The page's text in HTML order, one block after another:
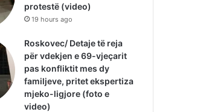
protestë (video)
19 hours ago
Roskovec/ Detaje të reja
për vdekjen e 69-vjeçarit
pas konfliktit mes dy
familjeve, pritet ekspertiza
mjeko-ligjore (foto e
video)